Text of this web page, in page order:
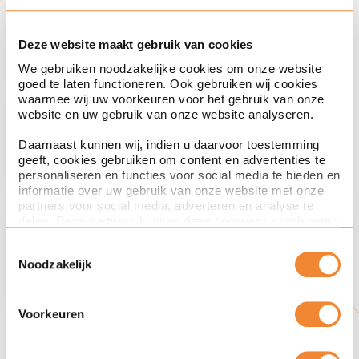
Deze website maakt gebruik van cookies
We gebruiken noodzakelijke cookies om onze website
goed te laten functioneren. Ook gebruiken wij cookies
waarmee wij uw voorkeuren voor het gebruik van onze
website en uw gebruik van onze website analyseren.
Daarnaast kunnen wij, indien u daarvoor toestemming
geeft, cookies gebruiken om content en advertenties te
personaliseren en functies voor social media te bieden en
informatie over uw gebruik van onze website met onze
partners voor social media, adverteren en analyse te
ze hebben verzameld op basis van uw gebruik van hun
services. Met de schuifknoppen in deze cookiebanner
kunt u aangeven of u bezwaar heeft tegen de inzet van
van bepaalde cookies. Toestemming kunt u altijd weer
Noodzakelijk
Voorkeuren
Rechtsgebied
Energierecht
Sector